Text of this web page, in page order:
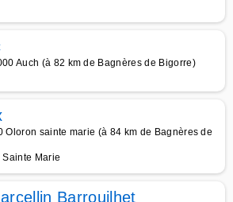
Auch (à 82 km de Bagnères de Bigorre)
Oloron sainte marie (à 84 km de Bagnères de
Marie
Barrouilhet